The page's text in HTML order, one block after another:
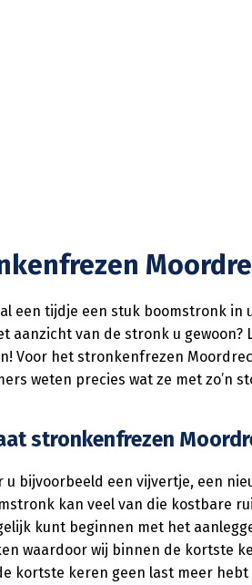
een tijdje een stuk boomstronk in
aanzicht van de stronk u gewoon?
Voor het stronkenfrezen
weten precies wat ze met zo’n
stronkenfrezen
u bijvoorbeeld een vijvertje, een
kan veel van die kostbare
kunt beginnen met het
waardoor wij binnen de kortste
kortste keren geen last meer